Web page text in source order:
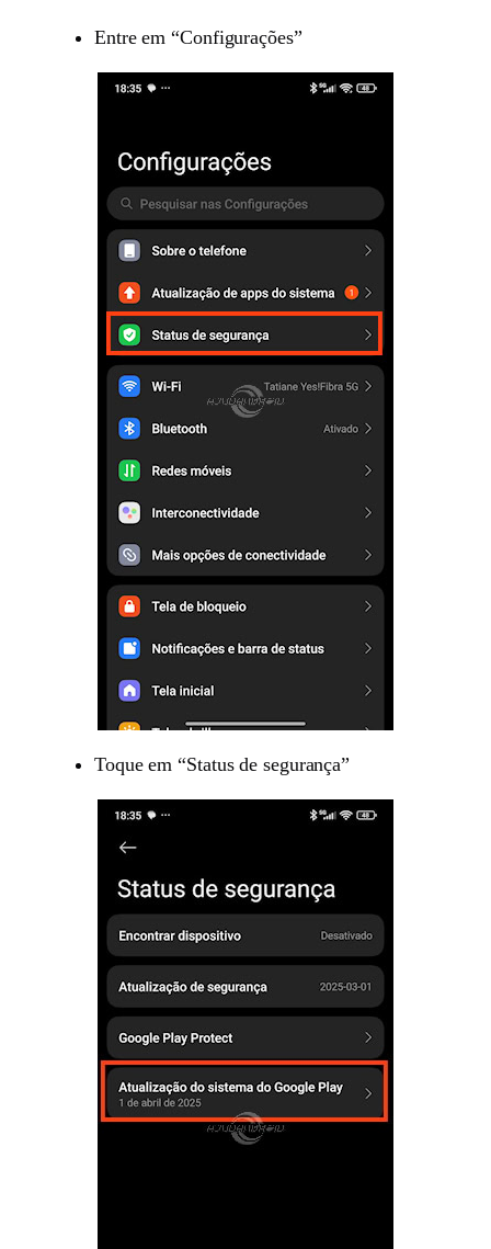
Entre em “Configurações”
Toque em “Status de segurança”